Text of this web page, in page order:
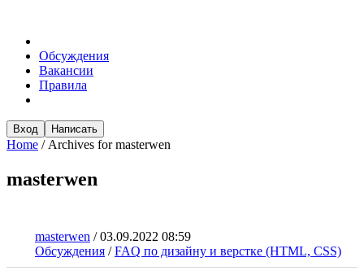
Обсуждения
Вакансии
Правила
Вход Написать
Home / Archives for masterwen
masterwen
masterwen /03.09.2022 08:59
Обсуждения /FAQ по дизайну и верстке (HTML, CSS)